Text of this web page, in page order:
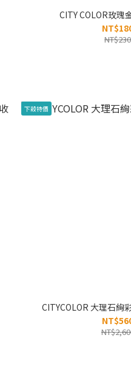
CITY COLOR玫瑰
NT$230
下殺特價
CITYCOLOR 大理石絢